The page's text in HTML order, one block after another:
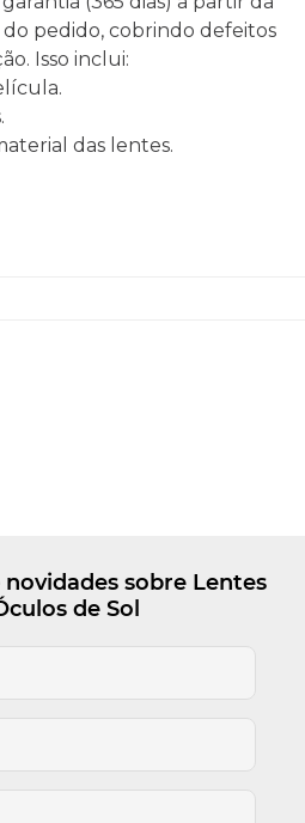
pedido, cobrindo defeitos
Isso inclui:
das lentes.
sobre Lentes
de Sol